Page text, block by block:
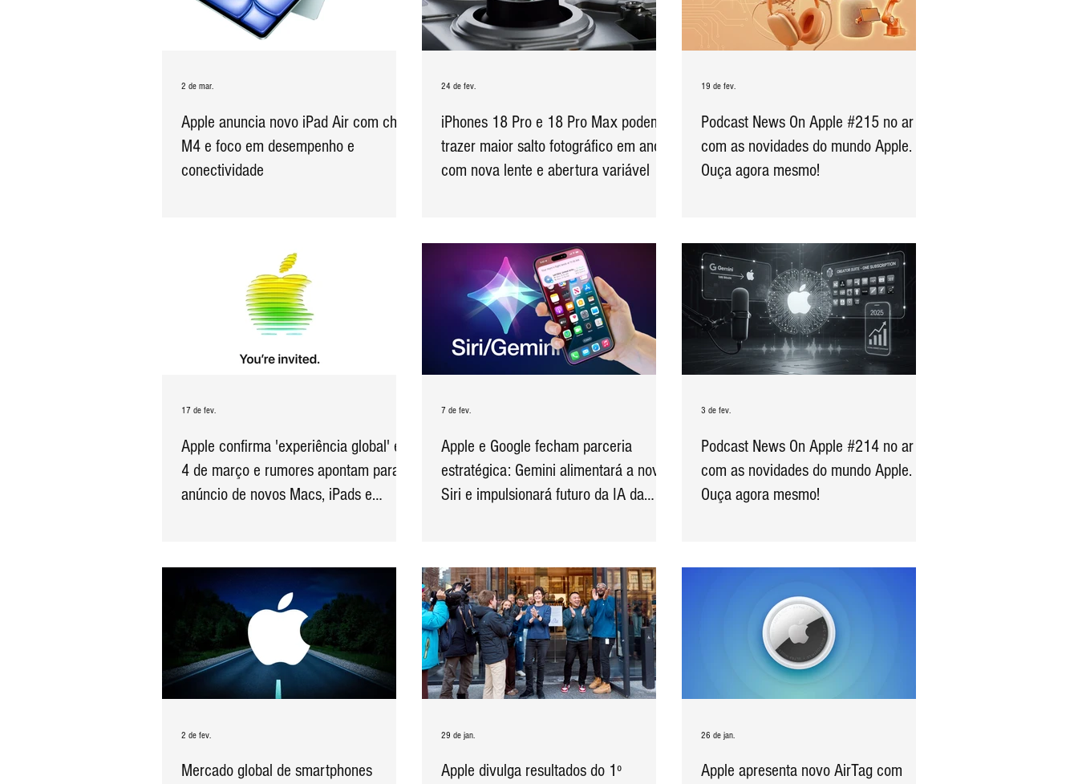
Apple anuncia novo iPad Air com chip
M4 e foco em desempenho e
conectividade
2 de mar.
iPhones 18 Pro e 18 Pro Max podem
trazer maior salto fotográfico em anos
com nova lente e abertura variável
24 de fev.
Podcast News On Apple #215 no ar
com as novidades do mundo Apple.
Ouça agora mesmo!
19 de fev.
Apple confirma 'experiência global' em
4 de março e rumores apontam para o
anúncio de novos Macs, iPads e
17 de fev.
Apple e Google fecham parceria
estratégica: Gemini alimentará a nova
Siri e impulsionará futuro da IA da
7 de fev.
Podcast News On Apple #214 no ar
com as novidades do mundo Apple.
Ouça agora mesmo!
3 de fev.
Mercado global de smartphones
2 de fev.
Apple divulga resultados do 1º
29 de jan.
Apple apresenta novo AirTag com
26 de jan.